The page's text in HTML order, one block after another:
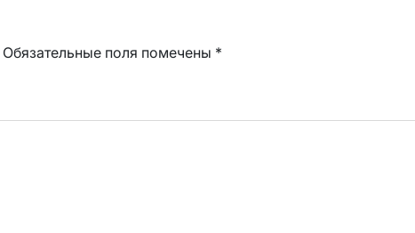
Обязательные поля помечены *